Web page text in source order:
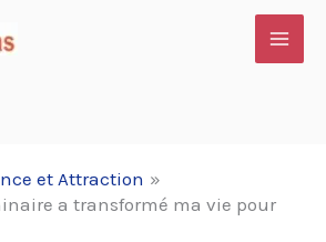
et Attraction
a transformé ma vie pour